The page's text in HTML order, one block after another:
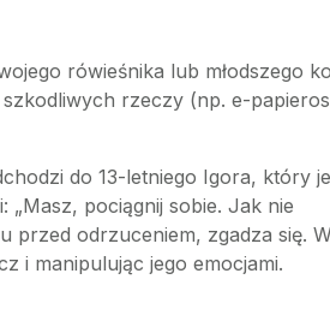
rówieśnika lub młodszego
rzeczy (np. e-
do 13-letniego Igora, który
pociągnij sobie. Jak nie
przed odrzuceniem, zgadza się.
i manipulując jego emocjami.